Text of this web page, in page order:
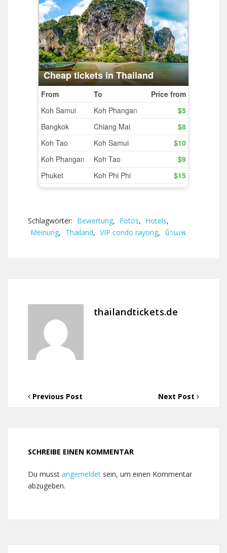
Schlagwörter: Bewertung, Fotos, Hotels,
Meinung, Thailand, VIP condo rayong, บ้านเพ
thailandtickets.de
Previous Post Next Post
SCHREIBE EINEN KOMMENTAR
Du musst angemeldet sein, um einen Kommentar
abzugeben.